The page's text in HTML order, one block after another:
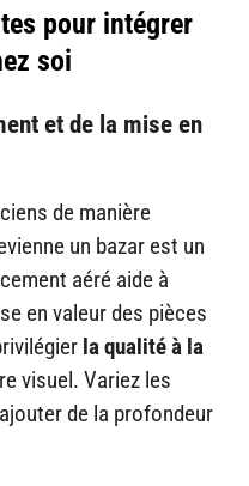
pour intégrer
soi
et de la mise en
de manière
un bazar est un
aéré aide à
en valeur des pièces
la qualité à la
visuel. Variez les
de la profondeur